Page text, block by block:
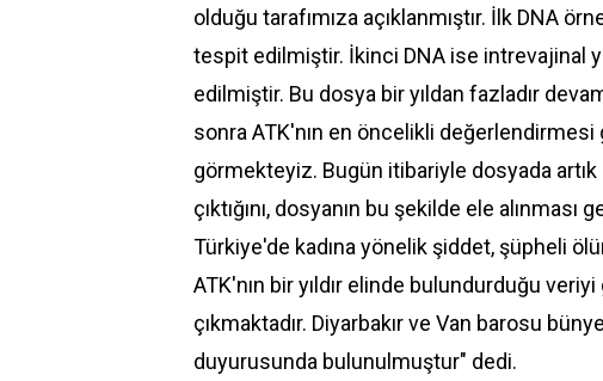
olduğu tarafımıza açıklanmıştır. İlk DNA
tespit edilmiştir. İkinci DNA ise intrevajinal
edilmiştir. Bu dosya bir yıldan fazladır
sonra ATK'nın en öncelikli
görmekteyiz. Bugün itibariyle dosyada artık
çıktığını, dosyanın bu şekilde ele
Türkiye'de kadına yönelik şiddet, şüpheli
ATK'nın bir yıldır elinde bulundurduğu
çıkmaktadır. Diyarbakır ve Van barosu
duyurusunda bulunulmuştur" dedi.